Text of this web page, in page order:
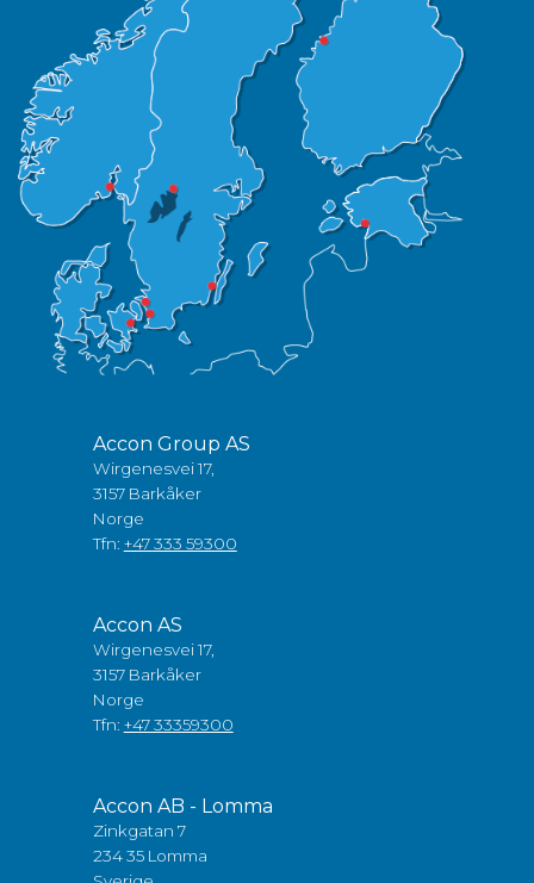
Accon Group AS
Wirgenesvei 17,
3157 Barkåker
Norge
Tfn: +47 333 59300
Accon AS
Wirgenesvei 17,
3157 Barkåker
Norge
Tfn: +47 33359300
Accon AB - Lomma
Zinkgatan 7
234 35 Lomma